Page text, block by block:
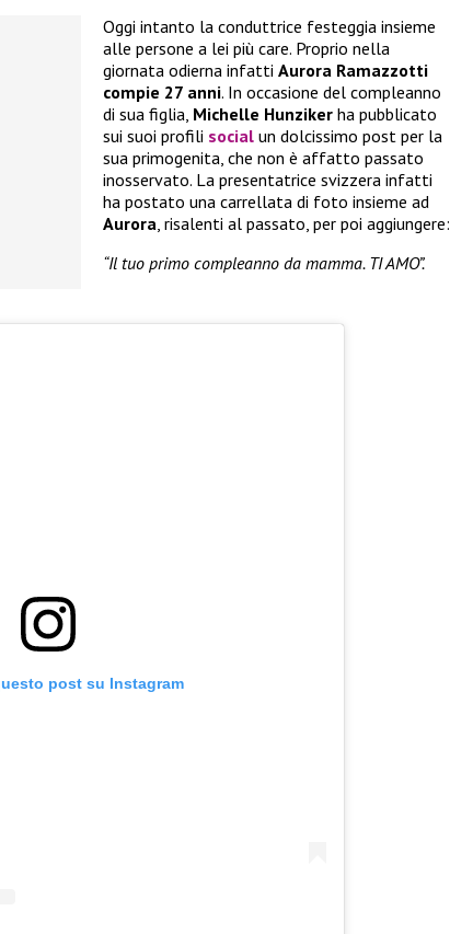
Oggi intanto la conduttrice festeggia insieme
alle persone a lei più care. Proprio nella
giornata odierna infatti Aurora Ramazzotti
compie 27 anni. In occasione del compleanno
di sua figlia, Michelle Hunziker ha pubblicato
sui suoi profili social un dolcissimo post per la
sua primogenita, che non è affatto passato
inosservato. La presentatrice svizzera infatti
ha postato una carrellata di foto insieme ad
Aurora, risalenti al passato, per poi aggiungere:
“Il tuo primo compleanno da mamma. TI AMO”.
post su Instagram